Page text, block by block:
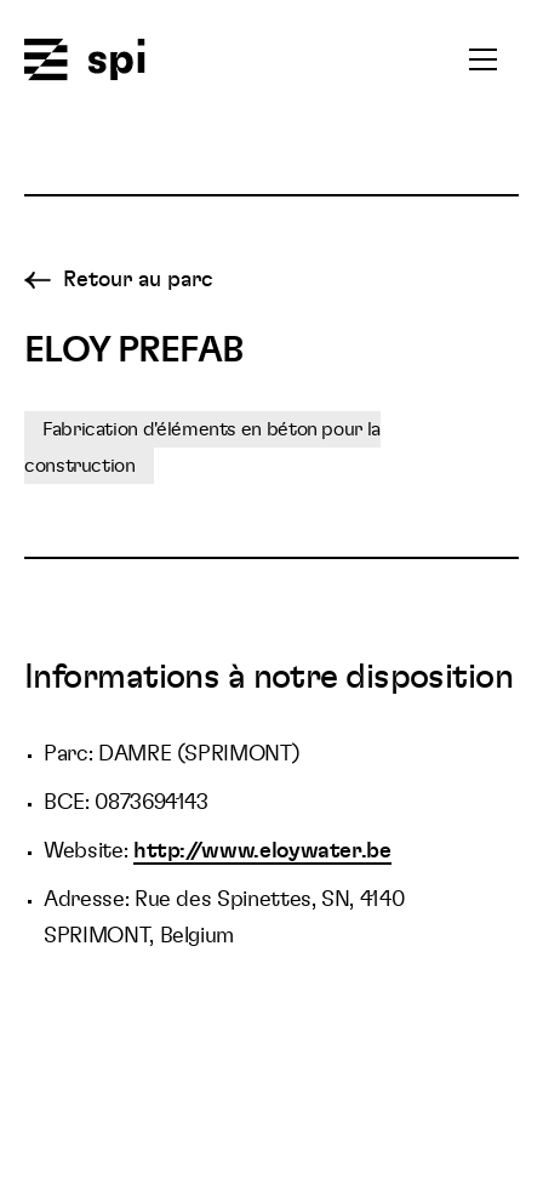
Ouvrir
Retour au parc
ELOY PREFAB
Fabrication d'éléments en béton pour la
construction
Informations à notre disposition
Parc: DAMRE (SPRIMONT)
BCE: 0873694143
Website: http://www.eloywater.be
Adresse: Rue des Spinettes, SN, 4140
SPRIMONT, Belgium